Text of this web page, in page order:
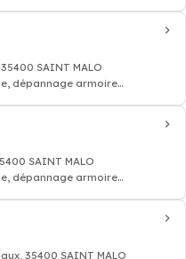
SAINT MALO
dépannage armoire
SAINT MALO
dépannage armoire
35400 SAINT MALO